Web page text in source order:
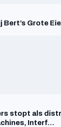
Bert’s Grote
stopt als
Interf…